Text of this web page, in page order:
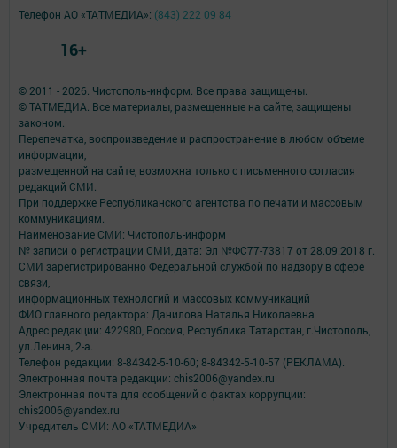
© 2011 - 2026. Чистополь-информ. Все права защищены.
© ТАТМЕДИА. Все материалы, размещенные на сайте, защищены
законом.
Перепечатка, воспроизведение и распространение в любом объеме
информации,
размещенной на сайте, возможна только с письменного согласия
редакций СМИ.
При поддержке Республиканского агентства по печати и массовым
коммуникациям.
Наименование СМИ: Чистополь-информ
№ записи о регистрации СМИ, дата: Эл №ФС77-73817 от 28.09.2018 г.
СМИ зарегистрированно Федеральной службой по надзору в сфере
связи,
информационных технологий и массовых коммуникаций
ФИО главного редактора: Данилова Наталья Николаевна
Адрес редакции: 422980, Россия, Республика Татарстан, г.Чистополь,
ул.Ленина, 2-а.
Телефон редакции: 8-84342-5-10-60; 8-84342-5-10-57 (РЕКЛАМА).
Электронная почта редакции: chis2006@yandex.ru
Электронная почта для сообщений о фактах коррупции:
chis2006@yandex.ru
Учредитель СМИ: АО «ТАТМЕДИА»
Телефон АО «ТАТМЕДИА»: (843) 222 09 84
16+